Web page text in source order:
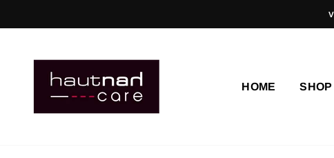
zum
HOME SHOP